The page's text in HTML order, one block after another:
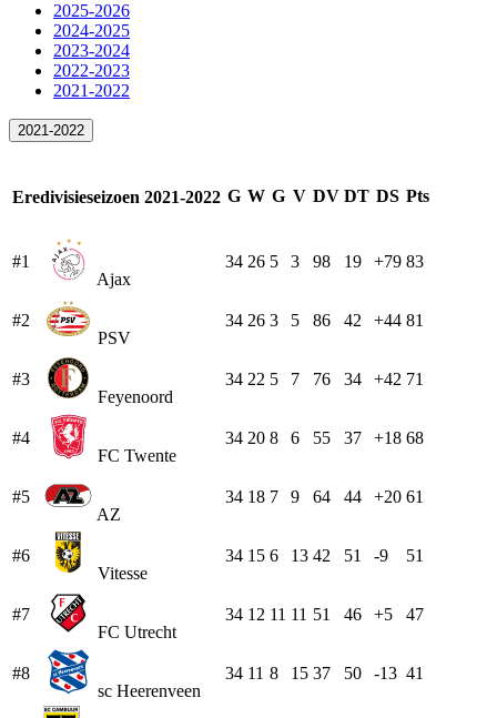
2025-2026
2024-2025
2023-2024
2022-2023
2021-2022
2021-2022
Eredivisieseizoen 2021-2022 G W G V DV DT DS Pts
#1
Ajax
34 26 5 3 98 19 +79 83
#2
PSV
34 26 3 5 86 42 +44 81
#3
Feyenoord
34 22 5 7 76 34 +42 71
#4
FC Twente
34 20 8 6 55 37 +18 68
#5
AZ
34 18 7 9 64 44 +20 61
#6
Vitesse
34 15 6 13 42 51 -9 51
#7
FC Utrecht
34 12 11 11 51 46 +5 47
#8
sc Heerenveen
34 11 8 15 37 50 -13 41